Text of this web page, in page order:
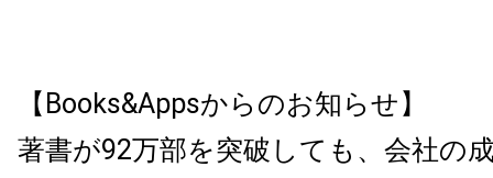
【Books&Appsからのお知らせ】
著書が92万部を突破しても、会社の